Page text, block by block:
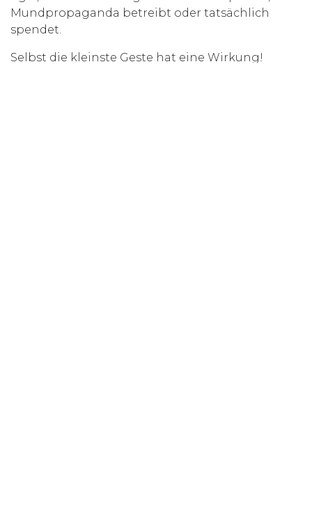
Mundpropaganda betreibt oder tatsächlich
spendet.
Selbst die kleinste Geste hat eine Wirkung!